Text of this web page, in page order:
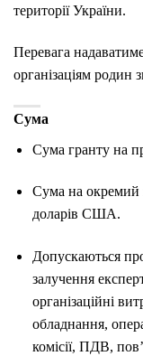
території України.
Перевага
організаціям родин
Сума
Сума гранту на
Сума на окремий
доларів США.
Допускаються
залучення
організаційні
обладнання,
комісії, ПДВ,